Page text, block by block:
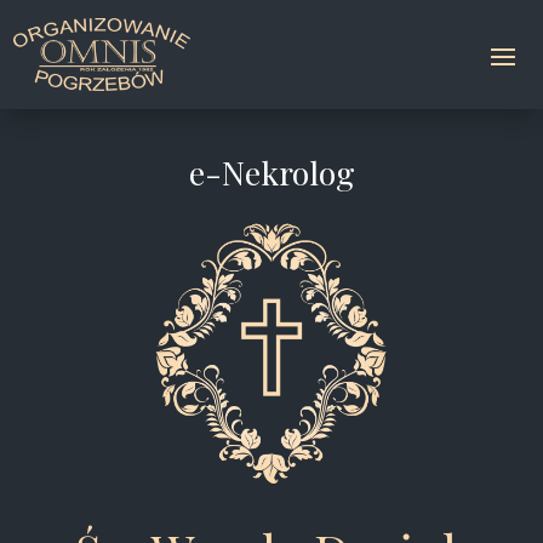
e-Nekrolog